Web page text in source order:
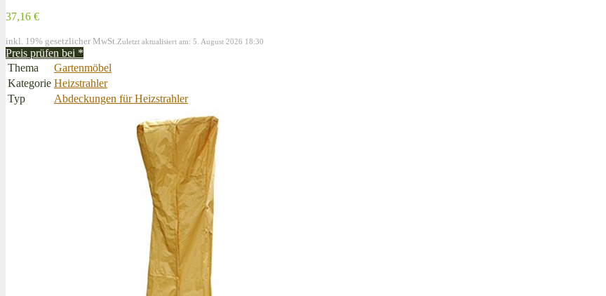
37,16 €
inkl. 19% gesetzlicher MwSt. Zuletzt aktualisiert am: 5. August 2026 18:30
Preis prüfen bei *
Thema
Gartenmöbel
Kategorie Heizstrahler
Typ
Abdeckungen für Heizstrahler